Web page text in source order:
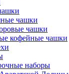
чашки
чашки
кофейные чашки
наборы